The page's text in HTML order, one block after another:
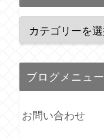
ブログメニュー
お問い合わせ